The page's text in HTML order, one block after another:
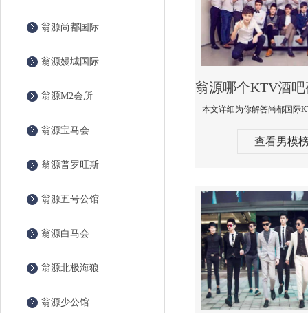
翁源尚都国际
翁源嫚城国际
翁源M2会所
翁源宝马会
翁源普罗旺斯
翁源五号公馆
翁源白马会
翁源北极海狼
翁源少公馆
查看男模